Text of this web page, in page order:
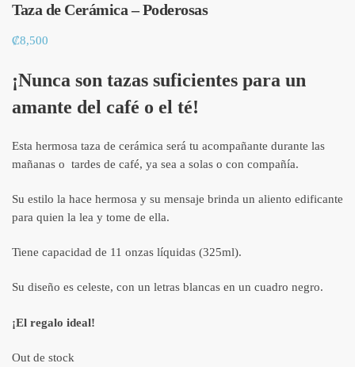
Taza de Cerámica – Poderosas
₡8,500
¡Nunca son tazas suficientes para un
amante del café o el té!
Esta hermosa taza de cerámica será tu acompañante durante las
mañanas o tardes de café, ya sea a solas o con compañía.
Su estilo la hace hermosa y su mensaje brinda un aliento edificante
para quien la lea y tome de ella.
Tiene capacidad de 11 onzas líquidas (325ml).
Su diseño es celeste, con un letras blancas en un cuadro negro.
¡El regalo ideal!
Out de stock